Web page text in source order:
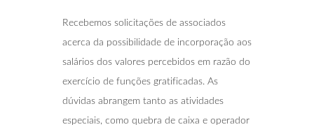
Recebemos solicitações de associados
acerca da possibilidade de incorporação aos
salários dos valores percebidos em razão do
exercício de funções gratificadas. As
dúvidas abrangem tanto as atividades
especiais, como quebra de caixa e operador